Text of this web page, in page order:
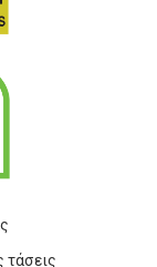
τάσεις